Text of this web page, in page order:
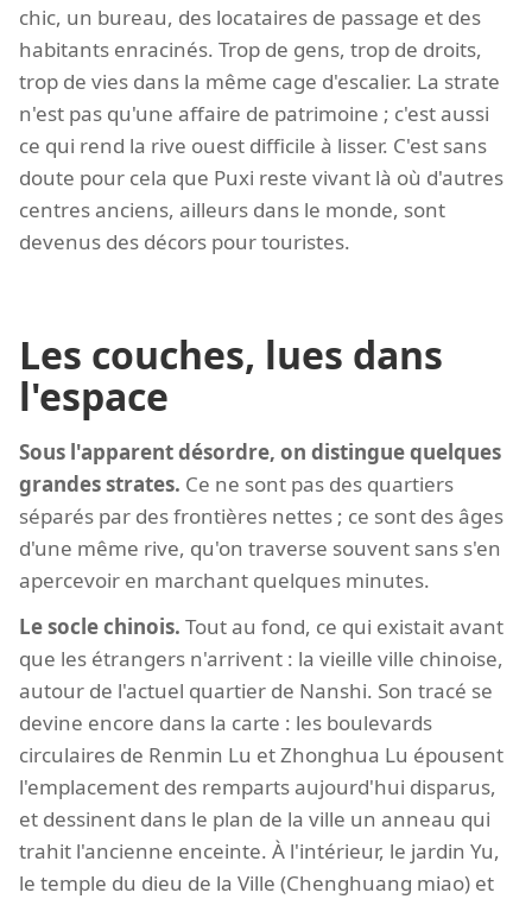
chic, un bureau, des locataires de passage et des
habitants enracinés. Trop de gens, trop de droits,
trop de vies dans la même cage d'escalier. La strate
n'est pas qu'une affaire de patrimoine ; c'est aussi
ce qui rend la rive ouest difficile à lisser. C'est sans
doute pour cela que Puxi reste vivant là où d'autres
centres anciens, ailleurs dans le monde, sont
devenus des décors pour touristes.
Les couches, lues dans
l'espace
Sous l'apparent désordre, on distingue quelques
grandes strates. Ce ne sont pas des quartiers
séparés par des frontières nettes ; ce sont des âges
d'une même rive, qu'on traverse souvent sans s'en
apercevoir en marchant quelques minutes.
Le socle chinois. Tout au fond, ce qui existait avant
que les étrangers n'arrivent : la vieille ville chinoise,
autour de l'actuel quartier de Nanshi. Son tracé se
devine encore dans la carte : les boulevards
circulaires de Renmin Lu et Zhonghua Lu épousent
l'emplacement des remparts aujourd'hui disparus,
et dessinent dans le plan de la ville un anneau qui
trahit l'ancienne enceinte. À l'intérieur, le jardin Yu,
le temple du dieu de la Ville (Chenghuang miao) et